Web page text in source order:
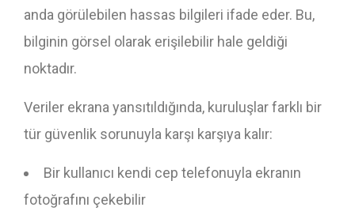
anda görülebilen hassas bilgileri ifade eder. Bu,
bilginin görsel olarak erişilebilir hale geldiği
noktadır.
Veriler ekrana yansıtıldığında, kuruluşlar farklı bir
tür güvenlik sorunuyla karşı karşıya kalır:
Bir kullanıcı kendi cep telefonuyla ekranın
fotoğrafını çekebilir